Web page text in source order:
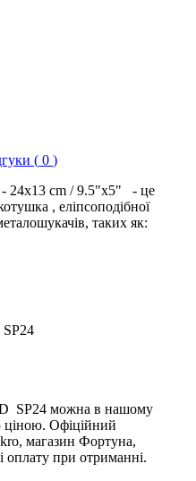
( 0 )
24x13 cm / 9.5"x5" - це
, еліпсоподібної
таких як:
SP24 можна в нашому
ціною. Офіційний
магазин Фортуна,
оплату при отриманні.